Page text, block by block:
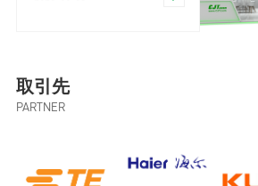
ひご参加ください。
取引先
PARTNER